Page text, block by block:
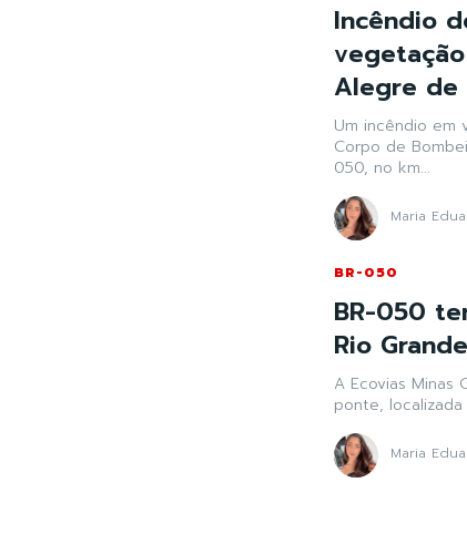
Incêndio
Alegre de
Um incêndio em
Corpo de
050, no km...
Maria
BR-050
BR-050
Rio
A Ecovias Minas
ponte,
Maria